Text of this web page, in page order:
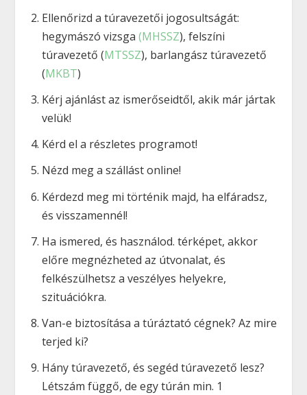
Ellenőrizd a túravezetői jogosultságát:
hegymászó vizsga (MHSSZ), felszíni
túravezető (MTSSZ), barlangász túravezető
(MKBT)
Kérj ajánlást az ismerőseidtől, akik már jártak
velük!
Kérd el a részletes programot!
Nézd meg a szállást online!
Kérdezd meg mi történik majd, ha elfáradsz,
és visszamennél!
Ha ismered, és használod. térképet, akkor
előre megnézheted az útvonalat, és
felkészülhetsz a veszélyes helyekre,
szituációkra.
Van-e biztosítása a túráztató cégnek? Az mire
terjed ki?
Hány túravezető, és segéd túravezető lesz?
Létszám függő, de egy túrán min. 1